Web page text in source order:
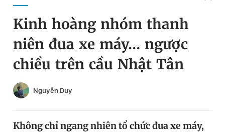
Chuyên mục
Chuyên mục khác
Chào ngày mới
Tin 360
Đổi mật khẩu
Tin đã lưu
Kinh hoàng nhóm thanh
niên đua xe máy… ngược
chiều trên cầu Nhật Tân
Nguyễn Duy
Không chỉ ngang nhiên tổ chức đua xe máy,